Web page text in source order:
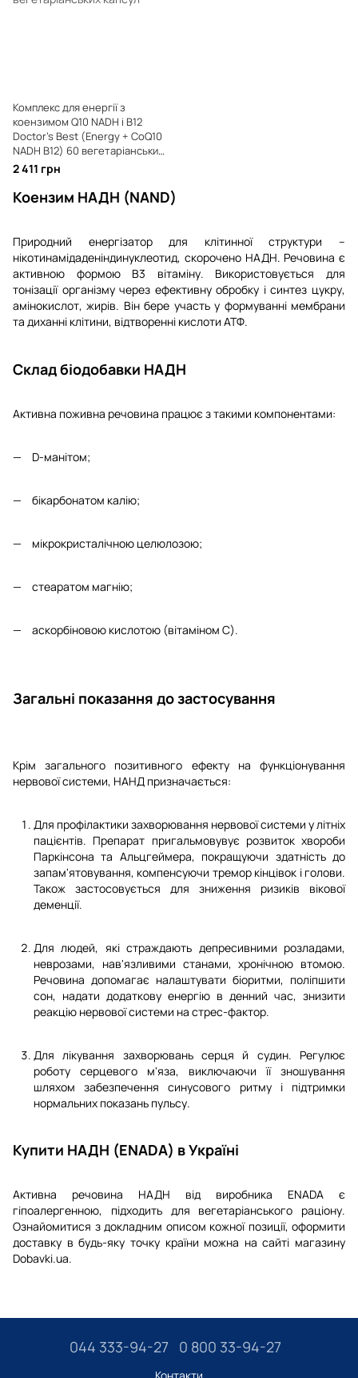
Комплекс для енергії з
коензимом Q10 NADH і B12
Doctor's Best (Energy + CoQ10
NADH B12) 60 вегетаріанських
капсул
2 411 грн
Коензим НАДН (NAND)
Природний енергізатор для клітинної структури –
нікотинамідаденіндинуклеотид, скорочено НАДН. Речовина є
активною формою В3 вітаміну. Використовується для
тонізації організму через ефективну обробку і синтез цукру,
амінокислот, жирів. Він бере участь у формуванні мембрани
та диханні клітини, відтворенні кислоти АТФ.
Склад біодобавки НАДН
Активна поживна речовина працює з такими компонентами:
D-манітом;
бікарбонатом калію;
мікрокристалічною целюлозою;
стеаратом магнію;
аскорбіновою кислотою (вітаміном С).
Загальні показання до застосування
Крім загального позитивного ефекту на функціонування
нервової системи, НАНД призначається:
Для профілактики захворювання нервової системи у літніх
пацієнтів. Препарат пригальмовувує розвиток хвороби
Паркінсона та Альцгеймера, покращуючи здатність до
запам'ятовування, компенсуючи тремор кінцівок і голови.
Також застосовується для зниження ризиків вікової
деменції.
Для людей, які страждають депресивними розладами,
неврозами, нав'язливими станами, хронічною втомою.
Речовина допомагає налаштувати біоритми, поліпшити
сон, надати додаткову енергію в денний час, знизити
реакцію нервової системи на стрес-фактор.
Для лікування захворювань серця й судин. Регулює
роботу серцевого м'яза, виключаючи її зношування
шляхом забезпечення синусового ритму і підтримки
нормальних показань пульсу.
Купити НАДН (ENADA) в Україні
Активна речовина НАДН від виробника ENADA є
гіпоалергенною, підходить для вегетаріанського раціону.
Ознайомитися з докладним описом кожної позиції, оформити
доставку в будь-яку точку країни можна на сайті магазину
Dobavki.ua.
044 333-94-27 0 800 33-94-27